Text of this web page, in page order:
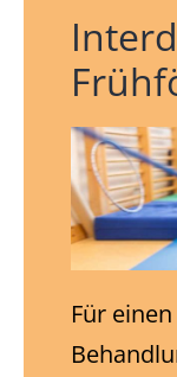
Für